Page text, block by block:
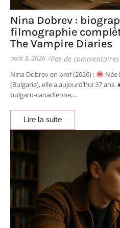
Nina Dobrev :
filmographie
The Vampire Diaries
août 3, 2026 /Pas de commentaires
Nina Dobrev en bref (2026) :
Née
(Bulgarie), elle a aujourd’hui 37 ans.
bulgaro‑canadienne,...
Lire la suite